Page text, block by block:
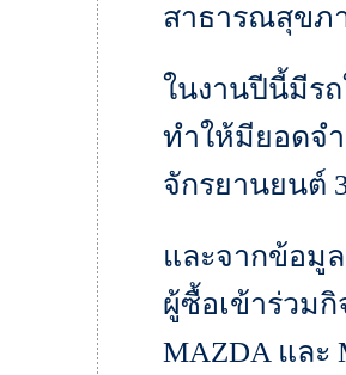
สาธารณสุขภ
ในงานปีนี้มีร
ทำให้มียอดจ
จักรยานยนต์
และจากข้อมู
ผู้ซื้อเข้าร่วม
MAZDA และ